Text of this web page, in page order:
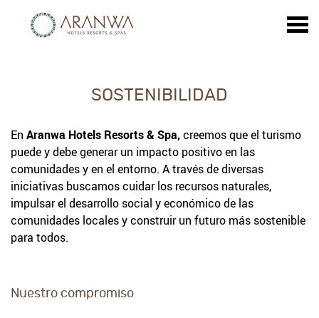
SOSTENIBILIDAD
CONTENT BLOCKS
En Aranwa Hotels Resorts & Spa,creemos que el turismo
puede y debe generar un impacto positivo en las
comunidades y en el entorno. A través de diversas
iniciativas buscamos cuidar los recursos naturales,
impulsar el desarrollo social y económico de las
comunidades locales y construir un futuro más sostenible
para todos.
Nuestro compromiso